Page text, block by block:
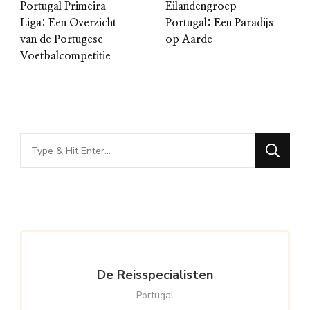
Portugal Primeira
Liga: Een Overzicht
van de Portugese
Voetbalcompetitie
Eilandengroep
Portugal: Een Paradijs
op Aarde
Looking
for
De Reisspecialisten
Portugal